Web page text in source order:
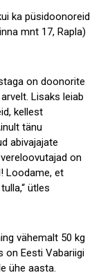
ka püsidoonoreid
mnt 17, Rapla)
on doonorite
Lisaks leiab
kellest
tänu
abivajajate
on
Loodame, et
ütles
vähemalt 50 kg
on Eesti Vabariigi
ühe aasta.